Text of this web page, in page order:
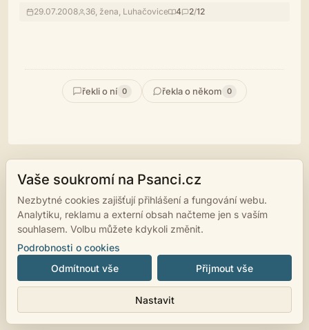
29.07.2008 36, žena, Luhačovice 4 2/12
řekli o ní 0 řekla o někom 0
© 2007 - 2026 psanci.cz Nastavení cookies •
byLUKiO
Vaše soukromí na Psanci.cz
Nezbytné cookies zajišťují přihlášení a fungování webu.
Analytiku, reklamu a externí obsah načteme jen s vaším
souhlasem. Volbu můžete kdykoli změnit.
Podrobnosti o cookies
Odmítnout vše
Nastavit
Přijmout vše